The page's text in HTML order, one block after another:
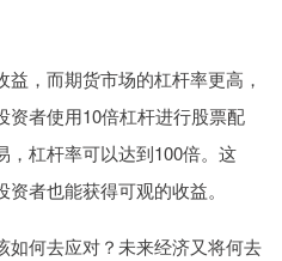
，而期货市场的杠杆率更高，
资者使用10倍杠杆进行股票配
，杠杆率可以达到100倍。这
者也能获得可观的收益。
如何去应对？未来经济又将何去